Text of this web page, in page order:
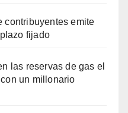
contribuyentes emite
fijado
las reservas de gas el
un millonario